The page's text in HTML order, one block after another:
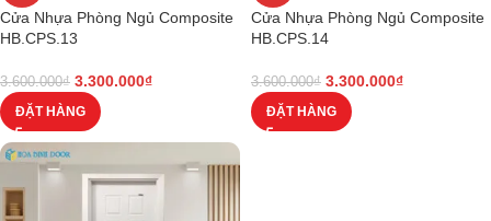
Cửa Nhựa Phòng Ngủ Composite
HB.CPS.13
3.600.000₫ 3.300.000₫
ĐẶT HÀNG
Cửa Nhựa Phòng Ngủ Composite
HB.CPS.14
3.600.000₫ 3.300.000₫
ĐẶT HÀNG